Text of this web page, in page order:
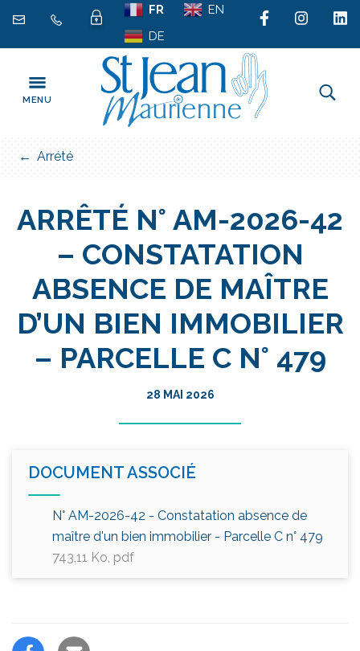
contenu
FR
EN
DE
MENU
Arrété
ARRÊTÉ N° AM-2026-42
– CONSTATATION
ABSENCE DE MAÎTRE
D’UN BIEN IMMOBILIER
– PARCELLE C N° 479
28 MAI 2026
DOCUMENT ASSOCIÉ
N° AM-2026-42 - Constatation absence de
maître d'un bien immobilier - Parcelle C n° 479
743,11 Ko, pdf